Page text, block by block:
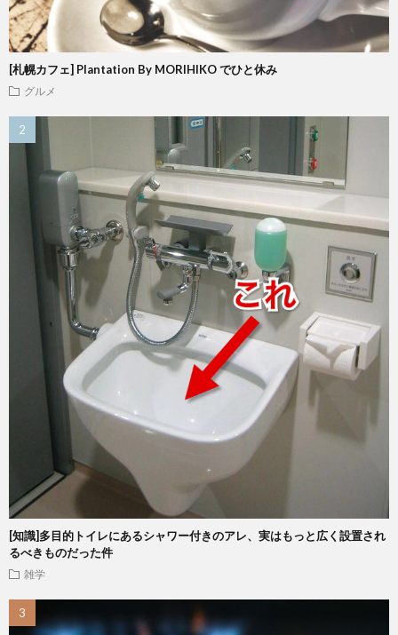
[札幌カフェ] Plantation By MORIHIKO でひと休み
グルメ
[知識]多目的トイレにあるシャワー付きのアレ、実はもっと広く設置され
るべきものだった件
雑学